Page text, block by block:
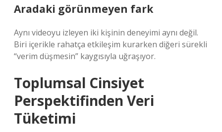
Aradaki görünmeyen fark
Aynı videoyu izleyen iki kişinin deneyimi aynı değil.
Biri içerikle rahatça etkileşim kurarken diğeri sürekli
“verim düşmesin” kaygısıyla uğraşıyor.
Toplumsal Cinsiyet
Perspektifinden Veri
Tüketimi